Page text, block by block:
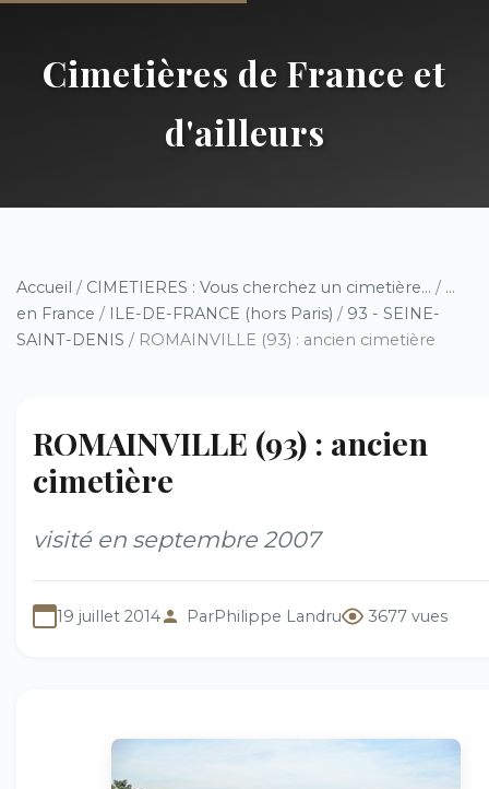
Cimetières de France et
d'ailleurs
Accueil / CIMETIERES : Vous cherchez un cimetière... / ...
en France / ILE-DE-FRANCE (hors Paris) / 93 - SEINE-
SAINT-DENIS / ROMAINVILLE (93) : ancien cimetière
ROMAINVILLE (93) : ancien
cimetière
visité en septembre 2007
19 juillet 2014 ParPhilippe Landru 3677 vues